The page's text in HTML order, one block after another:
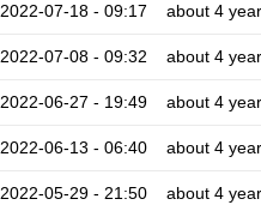
2022-07-18 - 09:17 about 4
2022-07-08 - 09:32 about 4
2022-06-27 - 19:49 about 4
2022-06-13 - 06:40 about 4
2022-05-29 - 21:50 about 4